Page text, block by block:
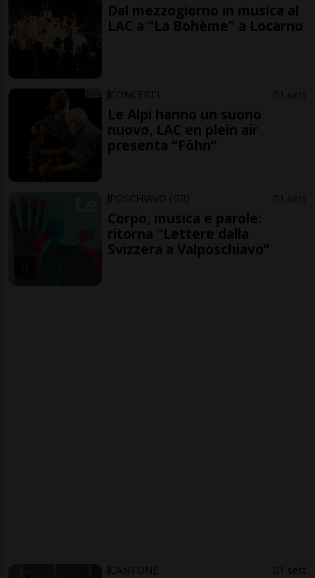
Dal mezzogiorno in musica al
LAC a "La Bohème" a Locarno
CONCERTI 1 sett
Le Alpi hanno un suono
nuovo, LAC en plein air
presenta “Föhn”
POSCHIAVO (GR) 1 sett
Corpo, musica e parole:
ritorna “Lettere dalla
Svizzera a Valposchiavo”
CANTONE 1 sett